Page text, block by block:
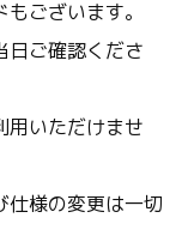
ございます。
日ご確認くださ
用いただけませ
様の変更は一切